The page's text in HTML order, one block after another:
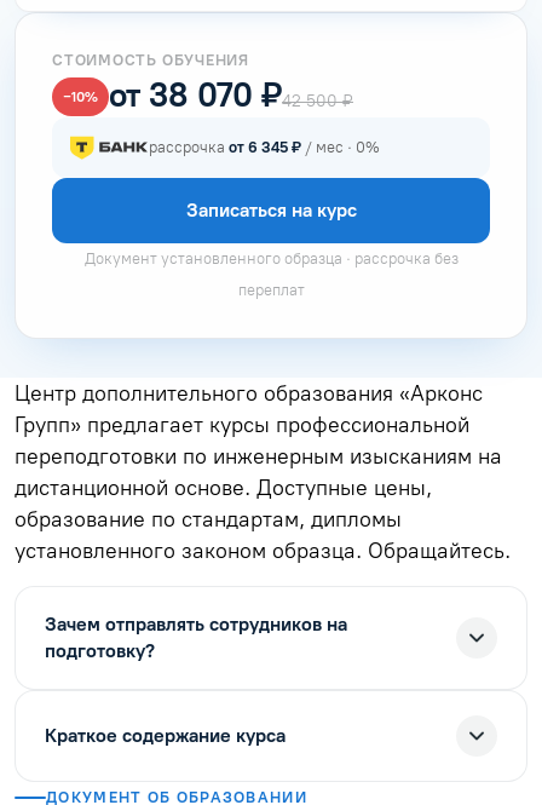
СТОИМОСТЬ ОБУЧЕНИЯ
−10% от 38 070 ₽42 500 ₽
рассрочка от 6 345 ₽ / мес · 0%
Записаться на курс
Документ установленного образца · рассрочка без
переплат
Центр дополнительного образования «Арконс
Групп» предлагает курсы профессиональной
переподготовки по инженерным изысканиям на
дистанционной основе. Доступные цены,
образование по стандартам, дипломы
установленного законом образца. Обращайтесь.
Зачем отправлять сотрудников на
подготовку?
Краткое содержание курса
ДОКУМЕНТ ОБ ОБРАЗОВАНИИ